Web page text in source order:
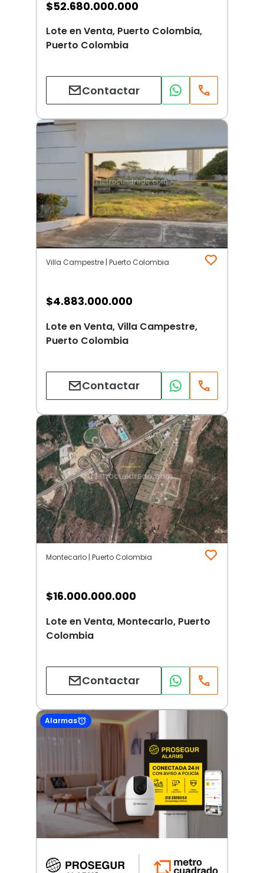
$52.680.000.000
Lote en Venta, Puerto Colombia,
Puerto Colombia
Contactar
Villa Campestre | Puerto Colombia
$4.883.000.000
Lote en Venta, Villa Campestre,
Puerto Colombia
Contactar
Montecarlo | Puerto Colombia
$16.000.000.000
Lote en Venta, Montecarlo, Puerto
Colombia
Contactar
Alarmas